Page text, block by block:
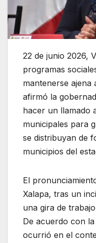
22 de junio 2026,
programas
mantenerse ajena
afirmó la
hacer un llamado
municipales para
se distribuyan de
municipios del
El
Xalapa, tras un
una gira de
De acuerdo con
ocurrió en el